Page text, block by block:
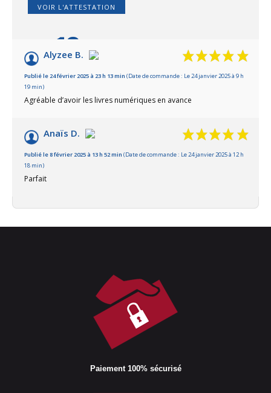
VOIR L'ATTESTATION
10/10
Basé sur 2 avis
Alyzee B.
Publié le 24 février 2025 à 23 h 13 min (Date de commande : Le 24 janvier 2025 à 9 h
19 min)
Agréable d’avoir les livres numériques en avance
Anaïs D.
Publié le 8 février 2025 à 13 h 52 min (Date de commande : Le 24 janvier 2025 à 12 h
18 min)
Parfait
Paiement 100% sécurisé